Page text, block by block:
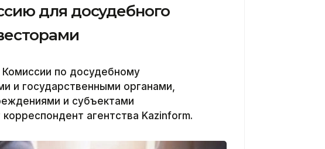
для досудебного
Комиссии по досудебному
и государственными органами,
и субъектами
агентства Kazinform.